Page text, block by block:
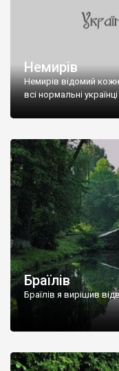
Немирів
Немирів відомий
всі нормальні
Браїлів
Браїлів я вирішив